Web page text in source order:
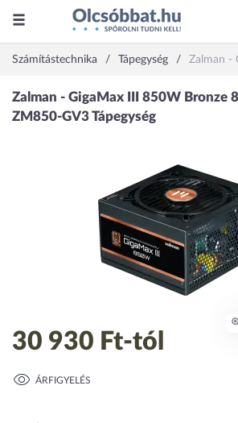
Számítástechnika Tápegység Zalman -
30 930 Ft-tól
ÁRFIGYELÉS